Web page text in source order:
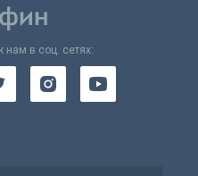
нам в соц. сетях: